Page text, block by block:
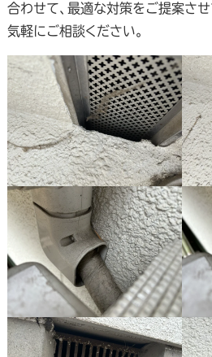
合わせて、最適な対策をご提案させ
気軽にご相談ください。